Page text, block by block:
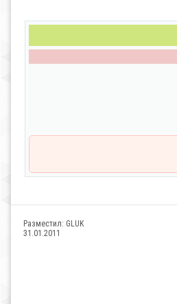
Разместил: GLUK
31.01.2011